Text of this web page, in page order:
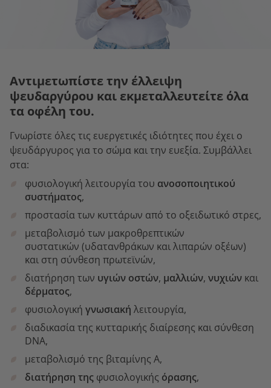
Αντιμετωπίστε την έλλειψη
ψευδαργύρου και εκμεταλλευτείτε όλα
τα οφέλη του.
Γνωρίστε όλες τις ευεργετικές ιδιότητες που έχει ο
ψευδάργυρος για το σώμα και την ευεξία. Συμβάλλει
στα:
φυσιολογική λειτουργία του ανοσοποιητικού
συστήματος,
προστασία των κυττάρων από το οξειδωτικό στρες,
μεταβολισμό των μακροθρεπτικών
συστατικών (υδατανθράκων και λιπαρών οξέων)
και στη σύνθεση πρωτεϊνών,
διατήρηση των υγιών οστών, μαλλιών, νυχιών και
δέρματος,
φυσιολογική γνωσιακή λειτουργία,
διαδικασία της κυτταρικής διαίρεσης και σύνθεση
DNA,
μεταβολισμό της βιταμίνης Α,
διατήρηση της φυσιολογικής όρασης,